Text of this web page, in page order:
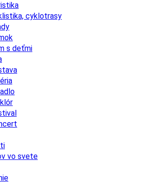
cyklotrasy
s deťmi
vo svete